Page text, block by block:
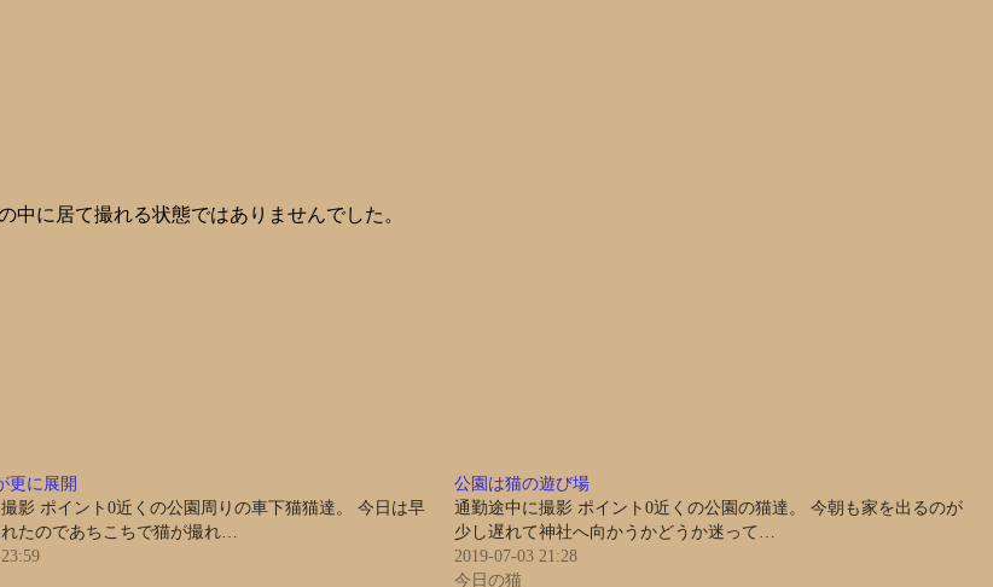
に居て撮れる状態ではありませんでした。
更に展開
影 ポイント0近くの公園周りの車下猫猫達。 今日は早
たのであちこちで猫が撮れ…
公園は猫の遊び場
通勤途中に撮影 ポイント0近くの公園の猫達。 今朝も家を出るのが
少し遅れて神社へ向かうかどうか迷って…
2019-07-03 21:28
今日の猫